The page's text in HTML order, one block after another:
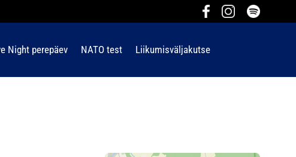
Night perepäev NATO test Liikumisväljakutse